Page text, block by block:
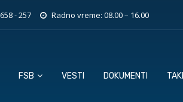
- 257 Radno vreme: 08.00 – 16.00
FSB VESTI DOKUMENTI